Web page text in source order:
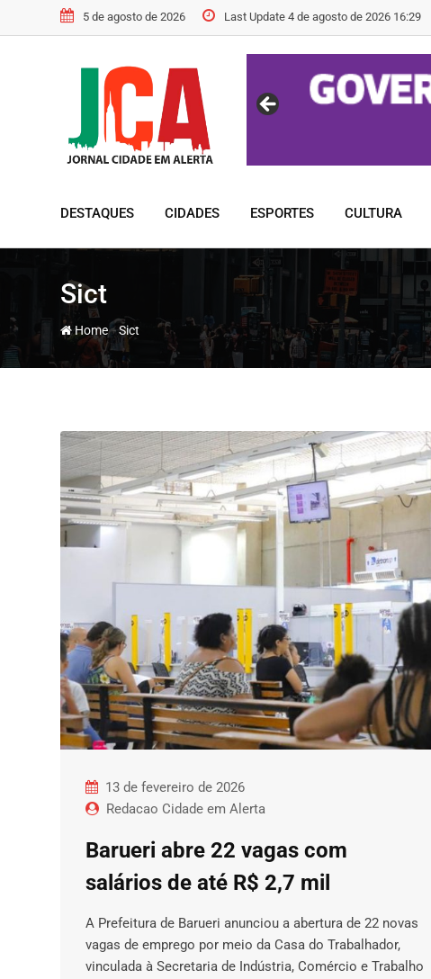
to
5 de agosto de 2026 Last Update 4 de agosto de 2026 16:29
DESTAQUES CIDADES ESPORTES CULTURA
Sict
Home-Sict
13 de fevereiro de 2026
Redacao Cidade em Alerta
Barueri abre 22 vagas com
salários de até R$ 2,7 mil
A Prefeitura de Barueri anunciou a abertura de 22 novas
vagas de emprego por meio da Casa do Trabalhador,
vinculada à Secretaria de Indústria, Comércio e Trabalho